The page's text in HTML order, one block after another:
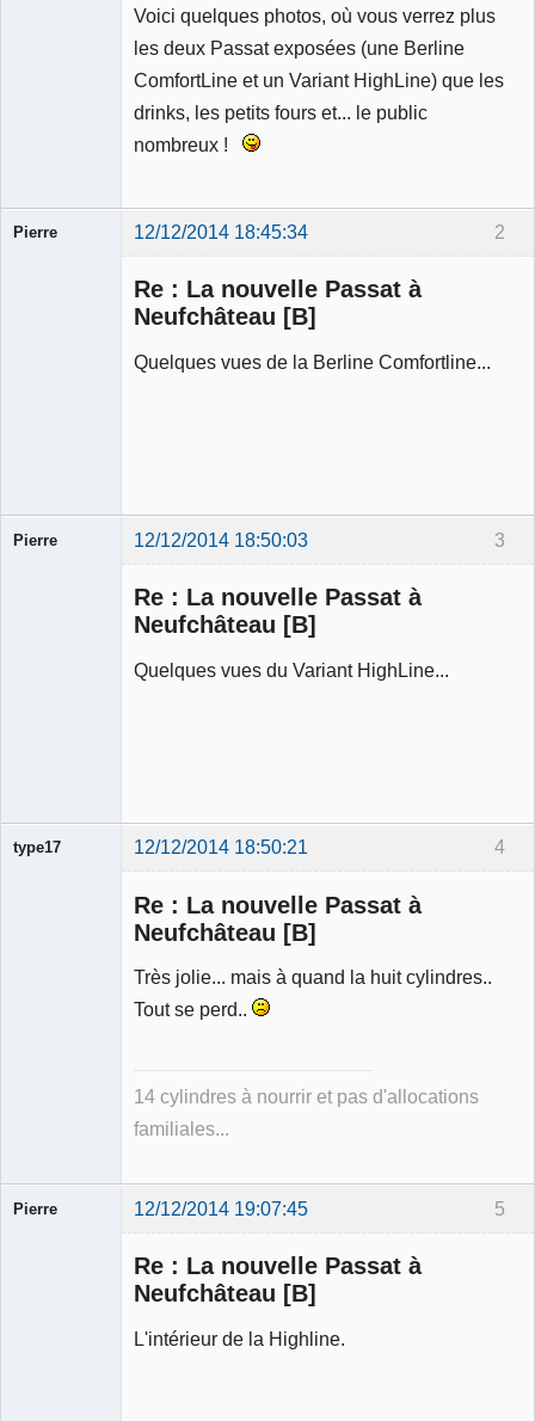
Voici quelques photos, où vous verrez plus
les deux Passat exposées (une Berline
ComfortLine et un Variant HighLine) que les
drinks, les petits fours et... le public
nombreux !
2
Pierre 12/12/2014 18:45:34
Re : La nouvelle Passat à
Neufchâteau [B]
Quelques vues de la Berline Comfortline...
3
Pierre 12/12/2014 18:50:03
Re : La nouvelle Passat à
Neufchâteau [B]
Quelques vues du Variant HighLine...
4
type17 12/12/2014 18:50:21
Re : La nouvelle Passat à
Neufchâteau [B]
Très jolie... mais à quand la huit cylindres..
Tout se perd..
14 cylindres à nourrir et pas d'allocations
familiales...
5
Pierre 12/12/2014 19:07:45
Re : La nouvelle Passat à
Neufchâteau [B]
L'intérieur de la Highline.